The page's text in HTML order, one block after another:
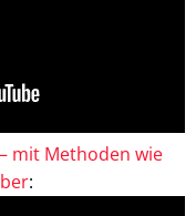
mit Methoden wie
: